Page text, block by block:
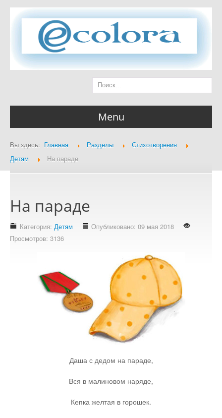
Menu
Главная страница
Разделы
Стихотворения
Информационные технологии
Контакты
Вы здесь: Главная Разделы
Стихотворения
Детям
На параде
На параде
Категория: Детям
Опубликовано: 09 мая 2018
Просмотров: 3136
Даша с дедом на параде,
Вся в малиновом наряде,
Кепка желтая в горошек.